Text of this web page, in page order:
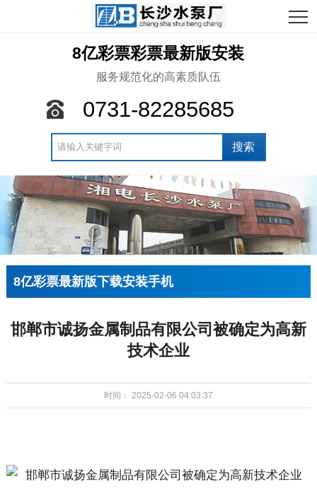
8亿彩票彩票最新版安装
服务规范化的高素质队伍
0731-82285685
8亿彩票最新版下载安装手机
邯郸市诚扬金属制品有限公司被确定为高新
技术企业
时间： 2025-02-06 04:03:37